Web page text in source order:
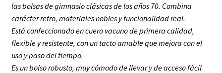
las bolsas de gimnasio clásicas de los años 70. Combina
carácter retro, materiales nobles y funcionalidad real.
Está confeccionado en cuero vacuno de primera calidad,
flexible y resistente, con un tacto amable que mejora con el
uso y paso del tiempo.
Es un bolso robusto, muy cómodo de llevar y de acceso fácil